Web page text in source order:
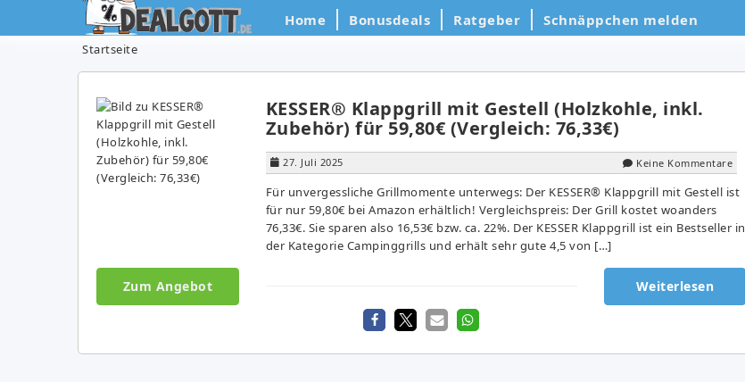
Home Bonusdeals Ratgeber Schnäppchen melden
Startseite
KESSER® Klappgrill mit Gestell (Holzkohle, inkl.
Zubehör) für 59,80€ (Vergleich: 76,33€)
27. Juli 2025 Keine Kommentare
Für unvergessliche Grillmomente unterwegs: Der KESSER® Klappgrill mit Gestell ist
für nur 59,80€ bei Amazon erhältlich! Vergleichspreis: Der Grill kostet woanders
76,33€. Sie sparen also 16,53€ bzw. ca. 22%. Der KESSER Klappgrill ist ein Bestseller in
der Kategorie Campinggrills und erhält sehr gute 4,5 von […]
Zum Angebot Weiterlesen